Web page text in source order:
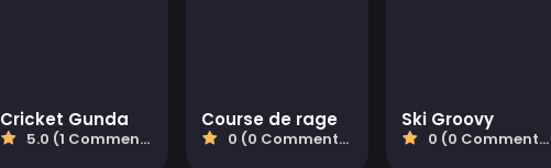
Cricket Gunda
5.0 (1 Commentaires)
Course de rage
0 (0 Commentaires)
Ski Groovy
0 (0 Commentaires)